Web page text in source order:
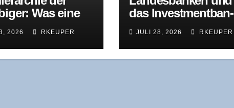
Was eine
18. Jahr­hun­
moder­ne
2026 RKEUPER
das Invest­ment­ban­
der NordLB-Umbau
wirk­lich zeigt
JULI 28, 2026 RKEUPER